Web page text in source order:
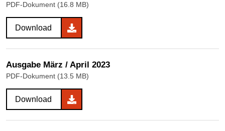
PDF-Dokument (16.8 MB)
Download
Ausgabe März / April 2023
PDF-Dokument (13.5 MB)
Download